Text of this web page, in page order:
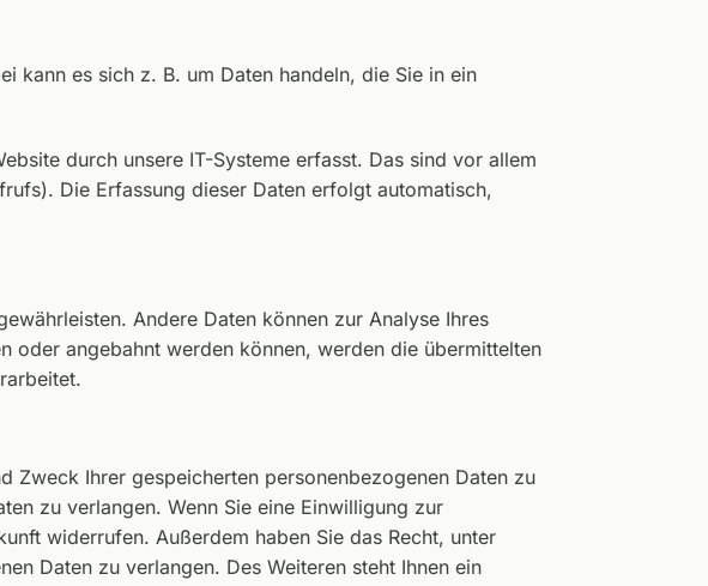
kann es sich z. B. um Daten handeln, die Sie in ein
durch unsere IT-Systeme erfasst. Das sind vor allem
Die Erfassung dieser Daten erfolgt automatisch,
Andere Daten können zur Analyse Ihres
oder angebahnt werden können, werden die übermittelten
Zweck Ihrer gespeicherten personenbezogenen Daten zu
zu verlangen. Wenn Sie eine Einwilligung zur
widerrufen. Außerdem haben Sie das Recht, unter
Daten zu verlangen. Des Weiteren steht Ihnen ein